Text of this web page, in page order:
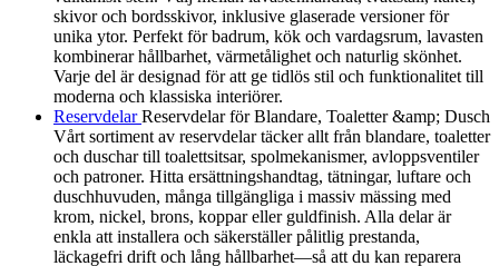
skivor och bordsskivor, inklusive glaserade versioner för
unika ytor. Perfekt för badrum, kök och vardagsrum, lavasten
kombinerar hållbarhet, värmetålighet och naturlig skönhet.
Varje del är designad för att ge tidlös stil och funktionalitet till
moderna och klassiska interiörer.
ReservdelarReservdelar för Blandare, Toaletter &amp; Dusch
Vårt sortiment av reservdelar täcker allt från blandare, toaletter
och duschar till toalettsitsar, spolmekanismer, avloppsventiler
och patroner. Hitta ersättningshandtag, tätningar, luftare och
duschhuvuden, många tillgängliga i massiv mässing med
krom, nickel, brons, koppar eller guldfinish. Alla delar är
enkla att installera och säkerställer pålitlig prestanda,
läckagefri drift och lång hållbarhet—så att du kan reparera